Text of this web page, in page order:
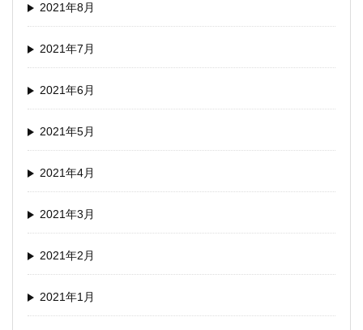
2021年8月
2021年7月
2021年6月
2021年5月
2021年4月
2021年3月
2021年2月
2021年1月